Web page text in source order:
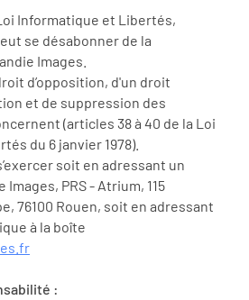
Informatique et Libertés,
se désabonner de la
Images.
d’opposition, d'un droit
et de suppression des
(articles 38 à 40 de la Loi
du 6 janvier 1978).
soit en adressant un
PRS - Atrium, 115
76100 Rouen, soit en adressant
à la boîte
: